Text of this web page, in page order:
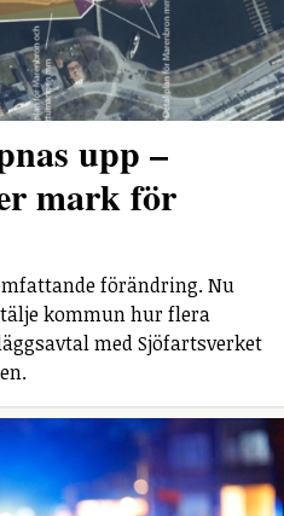
upp –
mark för
förändring. Nu
kommun hur flera
med Sjöfartsverket